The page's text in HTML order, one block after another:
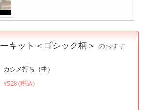
キット＜ゴシック柄＞ のおすす
カシメ打ち（中）
¥528 (税込)